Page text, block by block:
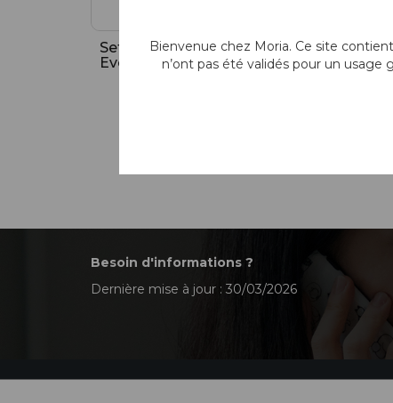
Set console
Evolution 3E
Système ACP
Besoin d'informations ?
Dernière mise à jour : 30/03/2026
Bienvenue chez Moria. Ce site
n’ont pas été validés pour un usage